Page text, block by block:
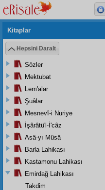
Kitaplar
Hepsini Daralt
Sözler
Mektubat
Lem'alar
Şuâlar
Mesnevî-i Nuriye
İşârâtü'l-İ'câz
Asâ-yı Mûsâ
Barla Lahikası
Kastamonu Lahikası
Emirdağ Lahikası
Takdim